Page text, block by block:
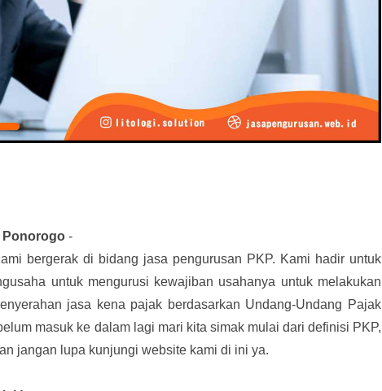
Ponorogo -
bergerak di bidang jasa pengurusan PKP. Kami hadir untuk
untuk mengurusi kewajiban usahanya untuk melakukan
jasa kena pajak berdasarkan Undang-Undang Pajak
masuk ke dalam lagi mari kita simak mulai dari definisi PKP,
jangan lupa kunjungi website kami di ini ya.